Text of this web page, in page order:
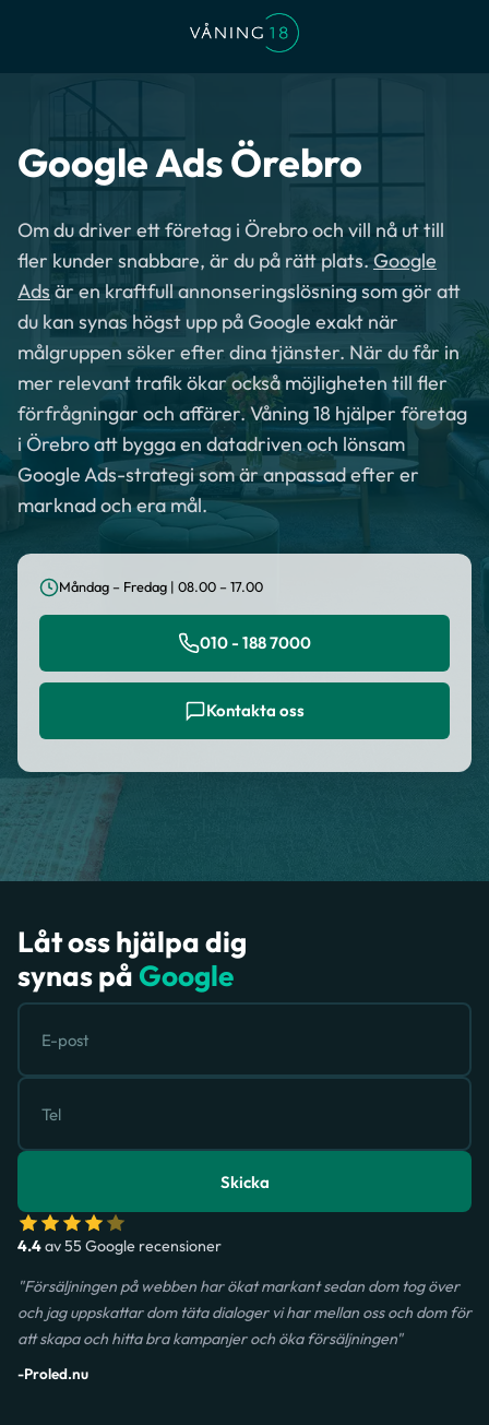
Google Ads Örebro
Om du driver ett företag i Örebro och vill nå ut till
fler kunder snabbare, är du på rätt plats.Google
Ads är en kraftfull annonseringslösning som gör att
du kan synas högst upp på Google exakt när
målgruppen söker efter dina tjänster. När du får in
mer relevant trafik ökar också möjligheten till fler
förfrågningar och affärer. Våning 18 hjälper företag
i Örebro att bygga en datadriven och lönsam
Google Ads-strategi som är anpassad efter er
marknad och era mål.
Måndag – Fredag | 08.00 – 17.00
010 - 188 7000
Kontakta oss
Låt oss hjälpa dig
synas på Google
Skicka
4.4av 55 Google recensioner
"Försäljningen på webben har ökat markant sedan dom tog över
och jag uppskattar dom täta dialoger vi har mellan oss och dom för
att skapa och hitta bra kampanjer och öka försäljningen"
-Proled.nu